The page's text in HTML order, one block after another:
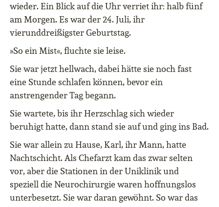
wieder. Ein Blick auf die Uhr verriet ihr: halb fünf
am Morgen. Es war der 24. Juli, ihr
vierunddreißigster Geburtstag.
»So ein Mist«, fluchte sie leise.
Sie war jetzt hellwach, dabei hätte sie noch fast
eine Stunde schlafen können, bevor ein
anstrengender Tag begann.
Sie wartete, bis ihr Herzschlag sich wieder
beruhigt hatte, dann stand sie auf und ging ins Bad.
Sie war allein zu Hause, Karl, ihr Mann, hatte
Nachtschicht. Als Chefarzt kam das zwar selten
vor, aber die Stationen in der Uniklinik und
speziell die Neurochirurgie waren hoffnungslos
unterbesetzt. Sie war daran gewöhnt. So war das